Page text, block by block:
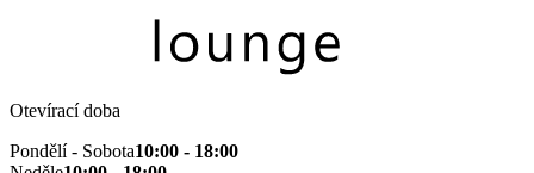
Otevírací doba
Pondělí - Sobota10:00 - 18:00